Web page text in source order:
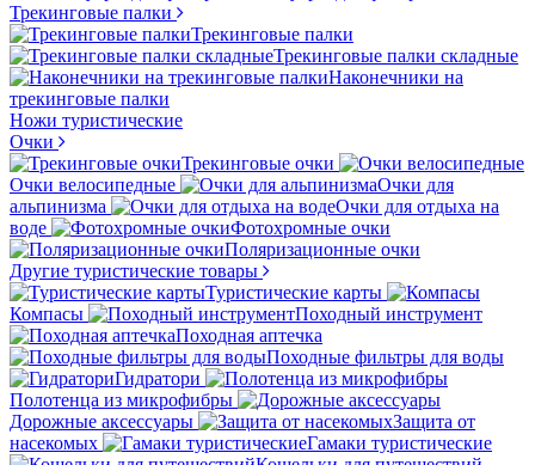
Трекинговые палки
Трекинговые палки
Трекинговые палки складные
Наконечники на
трекинговые палки
Ножи туристические
Очки
Трекинговые очки
Очки велосипедные
Очки для
альпинизма
Очки для отдыха на
воде
Фотохромные очки
Поляризационные очки
Другие туристические товары
Туристические карты
Компасы
Походный инструмент
Походная аптечка
Походные фильтры для воды
Гидратори
Полотенца из микрофибры
Дорожные аксессуары
Защита от
насекомых
Гамаки туристические